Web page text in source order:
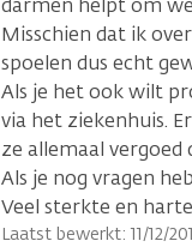
darmen helpt om
Misschien dat ik
spoelen dus echt
Als je het ook wilt
via het ziekenhuis.
ze allemaal vergoed
Als je nog vragen
Veel sterkte en
Laatst bewerkt: 11/12/